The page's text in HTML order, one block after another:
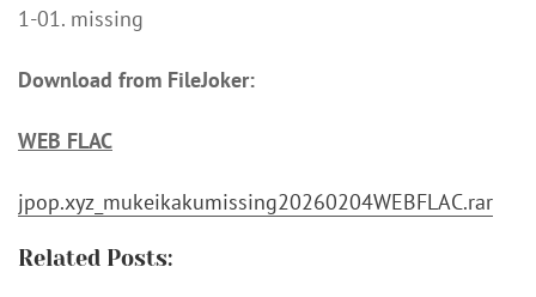
1-01. missing
Download from FileJoker:
WEB FLAC
jpop.xyz_mukeikakumissing20260204WEBFLAC.rar
Related Posts: